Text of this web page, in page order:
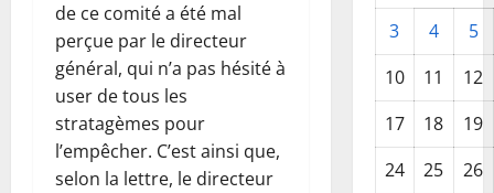
de ce comité a été mal
perçue par le directeur
général, qui n’a pas hésité à
user de tous les
stratagèmes pour
l’empêcher. C’est ainsi que,
selon la lettre, le directeur
3 4
5
10
11
12
17
18
19
24
25
26